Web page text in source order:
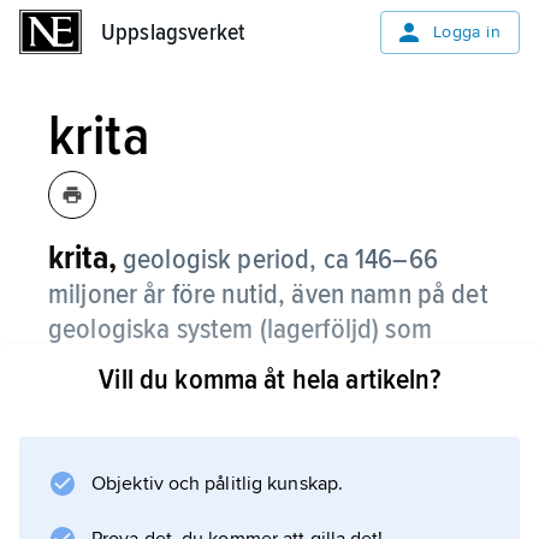
Uppslagsverket Logga in
krita
krita, geologisk period, ca 146–66
miljoner år före nutid, även namn på det
geologiska system (lagerföljd) som
bildades under kritperioden.
för en lagerföljd med skrivkrita, sand och lera i
Vill du komma åt hela artikeln?
Objektiv och pålitlig kunskap.